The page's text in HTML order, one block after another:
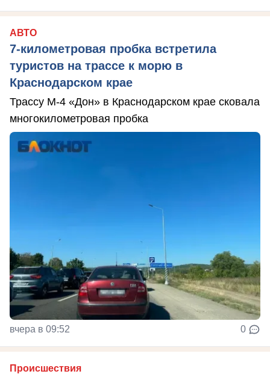
АВТО
7-километровая пробка встретила
туристов на трассе к морю в
Краснодарском крае
Трассу М-4 «Дон» в Краснодарском крае сковала
многокилометровая пробка
вчера в 09:52 0
Происшествия